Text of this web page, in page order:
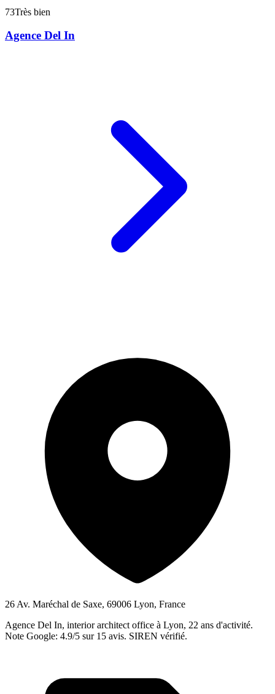
73Très bien
Agence Del In
26 Av. Maréchal de Saxe, 69006 Lyon, France
Agence Del In, interior architect office à Lyon, 22 ans d'activité.
Note Google: 4.9/5 sur 15 avis. SIREN vérifié.